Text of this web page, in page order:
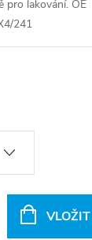
pro lakování. OE
241